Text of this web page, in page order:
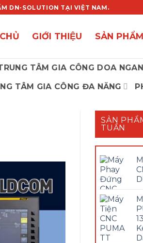
DN-SOLUTION TẠI VIỆT NAM.
GIỚI THIỆU SẢN PHẨM
TÂM GIA CÔNG DOA
TÂM GIA CÔNG ĐA NĂNG
SẢN
TUẦN